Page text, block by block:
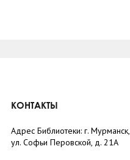
КОНТАКТЫ
Адрес Библиотеки: г. Мурманск,
ул. Софьи Перовской, д. 21А